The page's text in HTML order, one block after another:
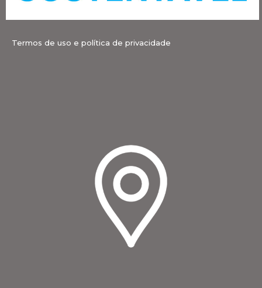
Termos de uso e política de privacidade